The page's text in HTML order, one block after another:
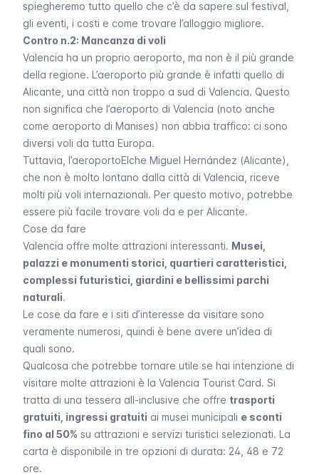
spiegheremo tutto quello che c’è da sapere sul festival,
gli eventi, i costi e come trovare l’alloggio migliore.
Contro n.2: Mancanza di voli
Valencia ha un proprio aeroporto, ma non è il più grande
della regione. L’aeroporto più grande è infatti quello di
Alicante, una città non troppo a sud di Valencia. Questo
non significa che l’aeroporto di Valencia (noto anche
come aeroporto di Manises) non abbia traffico: ci sono
diversi voli da tutta Europa.
Tuttavia, l’aeroportoElche Miguel Hernández (Alicante),
che non è molto lontano dalla città di Valencia, riceve
molti più voli internazionali. Per questo motivo, potrebbe
essere più facile trovare voli da e per Alicante.
Cose da fare
Valencia offre molte attrazioni interessanti. Musei,
palazzi e monumenti storici, quartieri caratteristici,
complessi futuristici, giardini e bellissimi parchi
naturali.
Le cose da fare e i siti d’interesse da visitare sono
veramente numerosi, quindi è bene avere un’idea di
quali sono.
Qualcosa che potrebbe tornare utile se hai intenzione di
visitare molte attrazioni è la Valencia Tourist Card. Si
tratta di una tessera all-inclusive che offre trasporti
gratuiti, ingressi gratuiti ai musei municipali e sconti
fino al 50% su attrazioni e servizi turistici selezionati. La
carta è disponibile in tre opzioni di durata: 24, 48 e 72
ore.